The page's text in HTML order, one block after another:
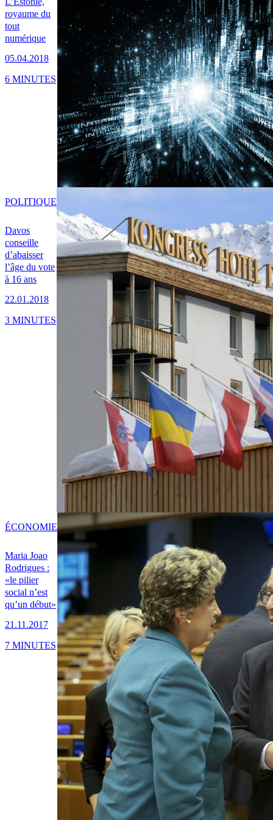
royaume du
tout
numérique
05.04.2018
6 MINUTES
Davos
conseille
d’abaisser
l’âge du vote
à 16 ans
22.01.2018
POLITIQUE
3 MINUTES
Maria Joao
Rodrigues :
«le pilier
social n’est
qu’un début»
21.11.2017
ÉCONOMIE
7 MINUTES